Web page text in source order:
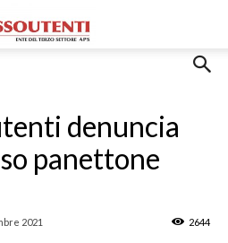
denuncia
panettone
2021 2644